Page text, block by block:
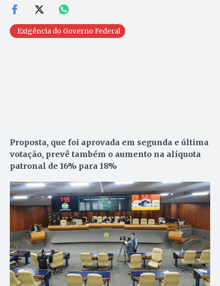
Exigência do Governo Federal
Proposta, que foi aprovada em segunda e última
votação, prevê também o aumento na alíquota
patronal de 16% para 18%